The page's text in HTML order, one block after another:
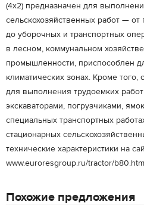
(4х2) предназначен для
сельскохозяйственных работ —
до уборочных и транспортных
в лесном, коммунальном
промышленности, приспособлен
климатических зонах. Кроме
для выполнения трудоемких
экскаваторами, погрузчиками,
специальных транспортных
стационарных
технические характеристики на
www.euroresgroup.ru/tractor/
Похожие предложения